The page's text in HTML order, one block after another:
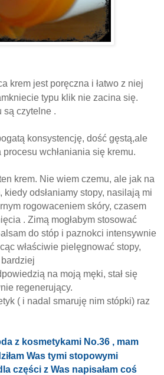
krem jest poręczna i łatwo z niej
typu klik nie zacina się.
są czytelne .
konsystencję, dość gęstą,ale
wchłaniania się kremu.
krem. Nie wiem czemu, ale jak na
kiedy odsłaniamy stopy, nasilają mi
rogowaceniem skóry, czasem
. Zimą mogłabym stosować
do stóp i paznokci intensywnie
właściwie pielęgnować stopy,
na moją męki, stał się
regenerujący.
( i nadal smaruję nim stópki) raz
z kosmetykami No.36 , mam
Was tymi stopowymi
części z Was napisałam coś